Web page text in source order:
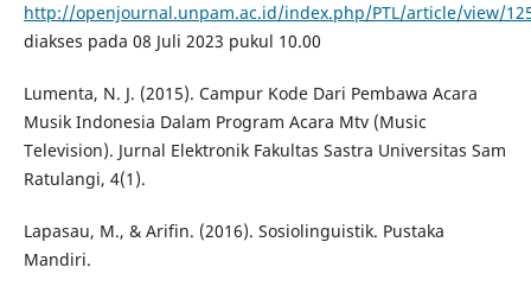
http://openjournal.unpam.ac.id/index.php/PTL/article/view/
diakses pada 08 Juli 2023 pukul 10.00
Lumenta, N. J. (2015). Campur Kode Dari Pembawa Acara
Musik Indonesia Dalam Program Acara Mtv (Music
Television). Jurnal Elektronik Fakultas Sastra Universitas Sam
Ratulangi, 4(1).
Lapasau, M., & Arifin. (2016). Sosiolinguistik. Pustaka
Mandiri.